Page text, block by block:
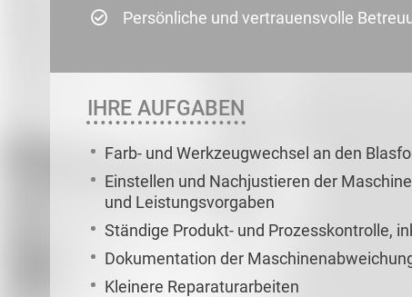
Persönliche und vertrauensvolle
IHRE AUFGABEN
Farb- und Werkzeugwechsel an den
Einstellen und Nachjustieren der
und Leistungsvorgaben
Ständige Produkt- und Prozesskontrolle,
Dokumentation der
Kleinere Reparaturarbeiten